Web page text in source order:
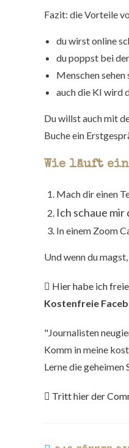
Fazit: die Vorteile
du wirst online
du poppst bei
Menschen
auch die KI wird
Du willst auch mit
Buche ein
Wie läuft ein
Mach dir einen
Ich schaue
In einem Zoom
Und wenn du
Hier habe ich
Kostenfreie
"Journalisten
Komm in meine
Lerne die
Tritt hier der